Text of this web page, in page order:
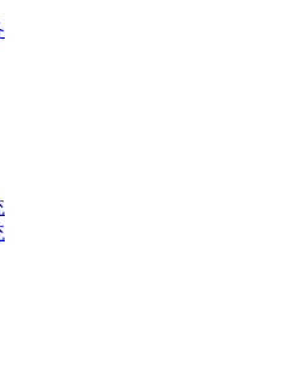
选择合适喷嘴的4个小技巧）
法（超详细喷嘴选型方法）
用大全（不同环境消防喷头的
型号（雾化喷头哪种效果最好
分类全解析）
8456